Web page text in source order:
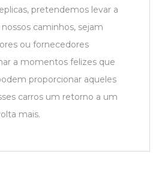
pretendemos levar a
caminhos, sejam
ou fornecedores
a momentos felizes que
proporcionar aqueles
carros um retorno a um
mais.